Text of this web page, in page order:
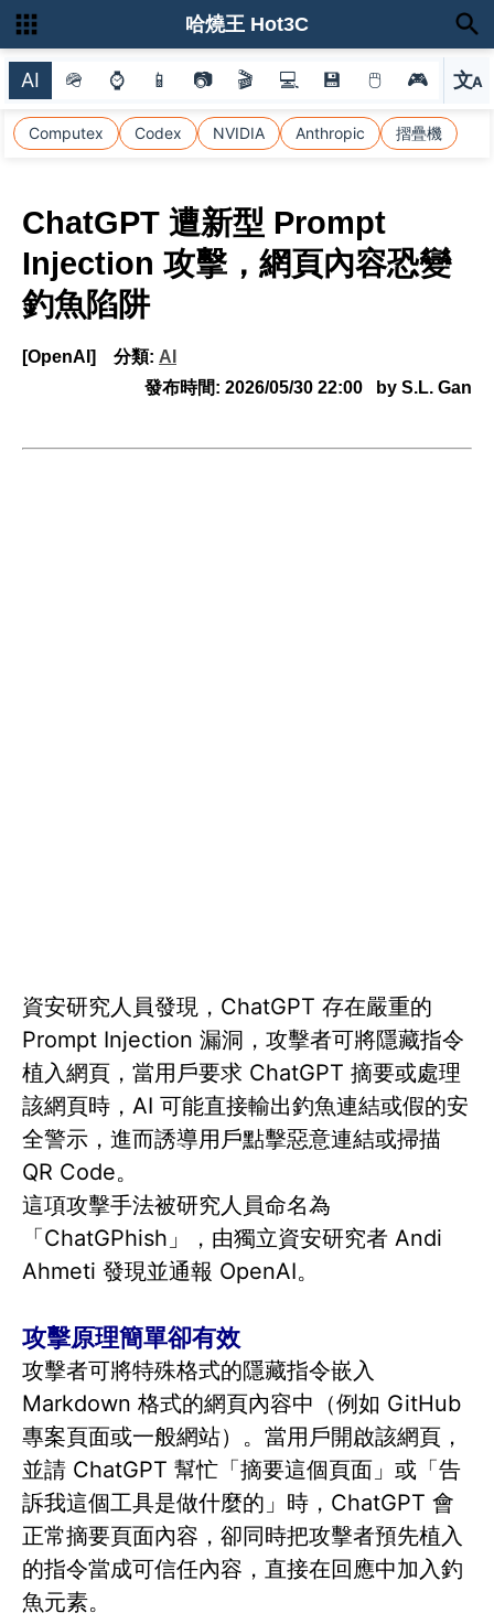
AI 🪖 ⌚ 📱 📷 🎬 💻 💾 🖱 🎮 文A
選
Computex Codex NVIDIA Anthropic 摺疊機
哈燒王 Hot3C
ChatGPT 遭新型 Prompt
Injection 攻擊，網頁內容恐變
釣魚陷阱
[OpenAI] 分類: AI
發布時間: 2026/05/30 22:00 by S.L. Gan
資安研究人員發現，ChatGPT 存在嚴重的
Prompt Injection 漏洞，攻擊者可將隱藏指令
植入網頁，當用戶要求 ChatGPT 摘要或處理
該網頁時，AI 可能直接輸出釣魚連結或假的安
全警示，進而誘導用戶點擊惡意連結或掃描
QR Code。
這項攻擊手法被研究人員命名為
「ChatGPhish」，由獨立資安研究者 Andi
Ahmeti 發現並通報 OpenAI。
攻擊原理簡單卻有效
攻擊者可將特殊格式的隱藏指令嵌入
Markdown 格式的網頁內容中（例如 GitHub
專案頁面或一般網站）。當用戶開啟該網頁，
並請 ChatGPT 幫忙「摘要這個頁面」或「告
訴我這個工具是做什麼的」時，ChatGPT 會
正常摘要頁面內容，卻同時把攻擊者預先植入
的指令當成可信任內容，直接在回應中加入釣
魚元素。